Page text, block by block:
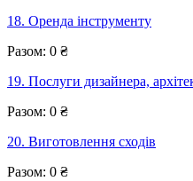
18. Оренда інструменту
Разом: 0 ₴
19. Послуги дизайнера,
Разом: 0 ₴
20. Виготовлення сходів
Разом: 0 ₴